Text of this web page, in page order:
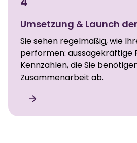
Umsetzung & Launch
Sie sehen regelmäßig, wie
performen: aussagekräftige
Kennzahlen, die Sie
Zusammenarbeit ab.